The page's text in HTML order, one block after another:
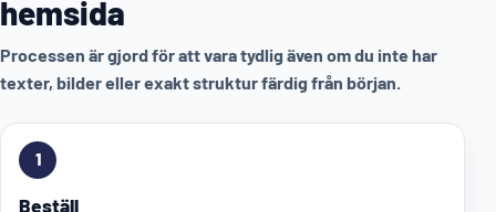
hemsida
Processen är gjord för att vara tydlig även om du inte har
texter, bilder eller exakt struktur färdig från början.
1
Beställ